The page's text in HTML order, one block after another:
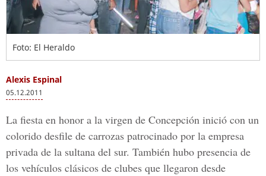
Foto: El Heraldo
Alexis Espinal
05.12.2011
La fiesta en honor a la virgen de Concepción inició con un
colorido desfile de carrozas patrocinado por la empresa
privada de la sultana del sur. También hubo presencia de
los vehículos clásicos de clubes que llegaron desde